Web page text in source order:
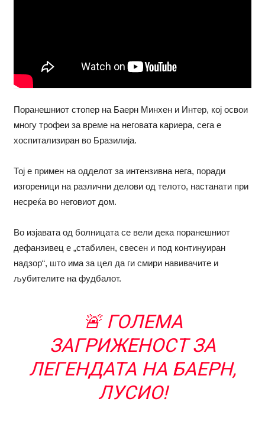
Поранешниот стопер на Баерн Минхен и Интер, кој освои
многу трофеи за време на неговата кариера, сега е
хоспитализиран во Бразилија.
Тој е примен на одделот за интензивна нега, поради
изгореници на различни делови од телото, настанати при
несреќа во неговиот дом.
Во изјавата од болницата се вели дека поранешниот
дефанзивец е „стабилен, свесен и под континуиран
надзор“, што има за цел да ги смири навивачите и
љубителите на фудбалот.
🚨 ГОЛЕМА
ЗАГРИЖЕНОСТ ЗА
ЛЕГЕНДАТА НА БАЕРН,
ЛУСИО!